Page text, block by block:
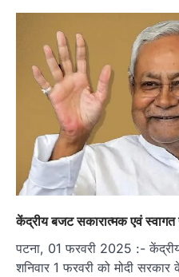
केंद्रीय बजट सकारात्मक एवं स्वागत
पटना, 01 फरवरी 2025 :- केंद्रीय
शनिवार 1 फरवरी को मोदी